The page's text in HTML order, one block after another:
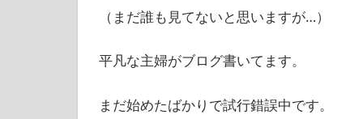
（まだ誰も見てないと思いますが…）
平凡な主婦がブログ書いてます。
まだ始めたばかりで試行錯誤中です。